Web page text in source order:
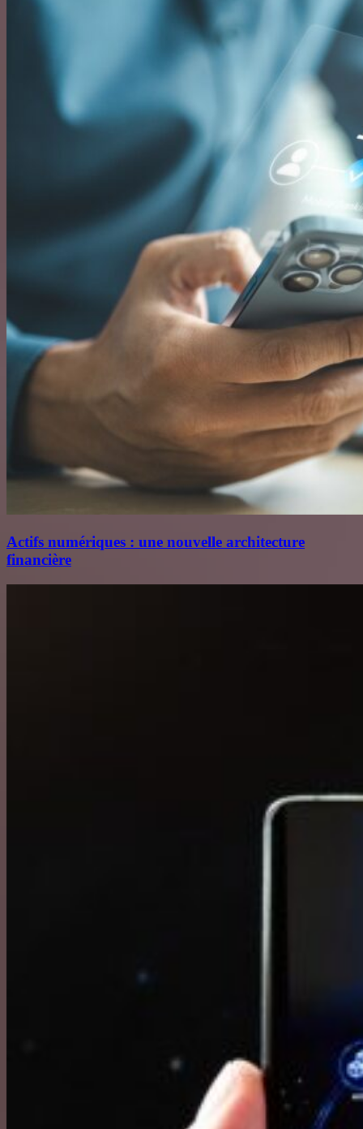
Actifs numériques : une nouvelle architecture
financière